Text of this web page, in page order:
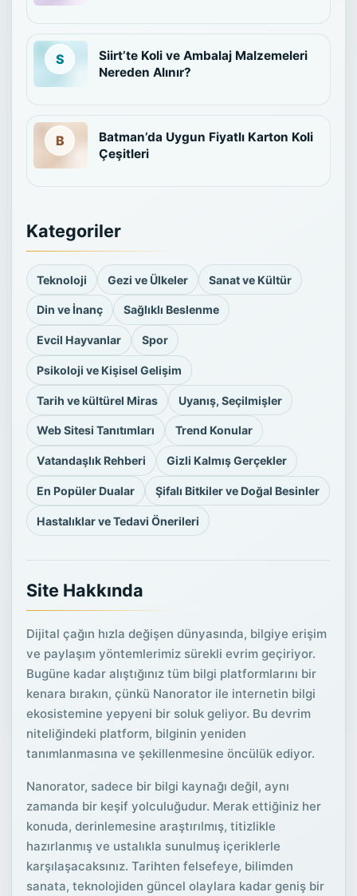
Siirt’te Koli ve Ambalaj Malzemeleri
Nereden Alınır?
Batman’da Uygun Fiyatlı Karton Koli
Çeşitleri
Kategoriler
Teknoloji Gezi ve Ülkeler Sanat ve Kültür
Din ve İnanç Sağlıklı Beslenme
Evcil Hayvanlar Spor
Psikoloji ve Kişisel Gelişim
Tarih ve kültürel Miras Uyanış, Seçilmişler
Web Sitesi Tanıtımları Trend Konular
Vatandaşlık Rehberi Gizli Kalmış Gerçekler
En Popüler Dualar Şifalı Bitkiler ve Doğal Besinler
Hastalıklar ve Tedavi Önerileri
Site Hakkında
Dijital çağın hızla değişen dünyasında, bilgiye erişim
ve paylaşım yöntemlerimiz sürekli evrim geçiriyor.
Bugüne kadar alıştığınız tüm bilgi platformlarını bir
kenara bırakın, çünkü Nanorator ile internetin bilgi
ekosistemine yepyeni bir soluk geliyor. Bu devrim
niteliğindeki platform, bilginin yeniden
tanımlanmasına ve şekillenmesine öncülük ediyor.
Nanorator, sadece bir bilgi kaynağı değil, aynı
zamanda bir keşif yolculuğudur. Merak ettiğiniz her
konuda, derinlemesine araştırılmış, titizlikle
hazırlanmış ve ustalıkla sunulmuş içeriklerle
karşılaşacaksınız. Tarihten felsefeye, bilimden
sanata, teknolojiden güncel olaylara kadar geniş bir